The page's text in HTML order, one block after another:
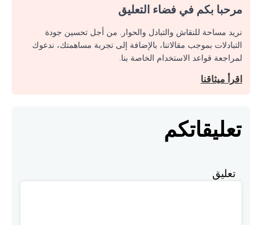
مرحبا بكم في فضاء التعليق
نريد مساحة للنقاش والتبادل والحوار. من أجل تحسين جودة
التبادلات بموجب مقالاتنا، بالإضافة إلى تجربة مساهمتك، ندعوك
لمراجعة قواعد الاستخدام الخاصة بنا.
اقرأ ميثاقنا
تعليقاتكم
تعليق